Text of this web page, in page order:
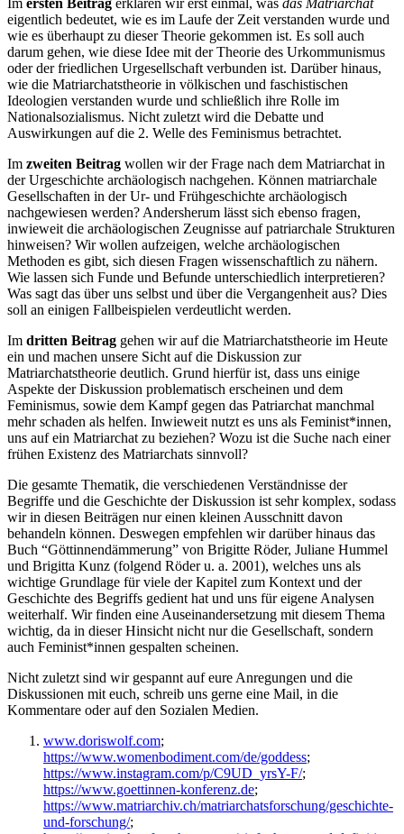
eigentlich bedeutet, wie es im Laufe der Zeit verstanden wurde und
wie es überhaupt zu dieser Theorie gekommen ist. Es soll auch
darum gehen, wie diese Idee mit der Theorie des Urkommunismus
oder der friedlichen Urgesellschaft verbunden ist. Darüber hinaus,
wie die Matriarchatstheorie in völkischen und faschistischen
Ideologien verstanden wurde und schließlich ihre Rolle im
Nationalsozialismus. Nicht zuletzt wird die Debatte und
Auswirkungen auf die 2. Welle des Feminismus betrachtet.
Im zweiten Beitrag wollen wir der Frage nach dem Matriarchat in
der Urgeschichte archäologisch nachgehen. Können matriarchale
Gesellschaften in der Ur- und Frühgeschichte archäologisch
nachgewiesen werden? Andersherum lässt sich ebenso fragen,
inwieweit die archäologischen Zeugnisse auf patriarchale Strukturen
hinweisen? Wir wollen aufzeigen, welche archäologischen
Methoden es gibt, sich diesen Fragen wissenschaftlich zu nähern.
Wie lassen sich Funde und Befunde unterschiedlich interpretieren?
Was sagt das über uns selbst und über die Vergangenheit aus? Dies
soll an einigen Fallbeispielen verdeutlicht werden.
Im dritten Beitrag gehen wir auf die Matriarchatstheorie im Heute
ein und machen unsere Sicht auf die Diskussion zur
Matriarchatstheorie deutlich. Grund hierfür ist, dass uns einige
Aspekte der Diskussion problematisch erscheinen und dem
Feminismus, sowie dem Kampf gegen das Patriarchat manchmal
mehr schaden als helfen. Inwieweit nutzt es uns als Feminist*innen,
uns auf ein Matriarchat zu beziehen? Wozu ist die Suche nach einer
frühen Existenz des Matriarchats sinnvoll?
Die gesamte Thematik, die verschiedenen Verständnisse der
Begriffe und die Geschichte der Diskussion ist sehr komplex, sodass
wir in diesen Beiträgen nur einen kleinen Ausschnitt davon
behandeln können. Deswegen empfehlen wir darüber hinaus das
Buch “Göttinnendämmerung” von Brigitte Röder, Juliane Hummel
und Brigitta Kunz (folgend Röder u. a. 2001), welches uns als
wichtige Grundlage für viele der Kapitel zum Kontext und der
Geschichte des Begriffs gedient hat und uns für eigene Analysen
weiterhalf. Wir finden eine Auseinandersetzung mit diesem Thema
wichtig, da in dieser Hinsicht nicht nur die Gesellschaft, sondern
auch Feminist*innen gespalten scheinen.
Nicht zuletzt sind wir gespannt auf eure Anregungen und die
Diskussionen mit euch, schreib uns gerne eine Mail, in die
Kommentare oder auf den Sozialen Medien.
www.doriswolf.com;
https://www.womenbodiment.com/de/goddess;
https://www.instagram.com/p/C9UD_yrsY-F/;
https://www.goettinnen-konferenz.de;
https://www.matriarchiv.ch/matriarchatsforschung/geschichte-
und-forschung/;